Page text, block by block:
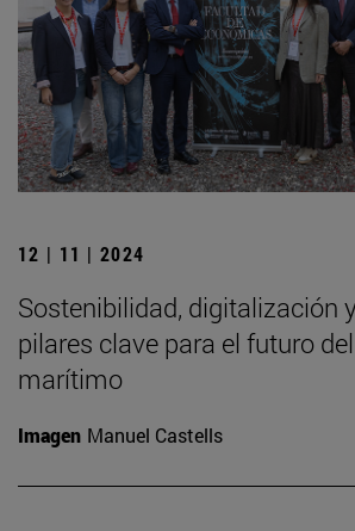
12 | 11 | 2024
Sostenibilidad, digitalización
pilares clave para el futuro
marítimo
Imagen Manuel Castells